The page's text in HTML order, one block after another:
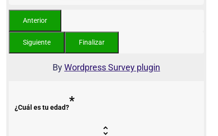
ByWordpress Survey plugin
¿Cuál es tu edad?*